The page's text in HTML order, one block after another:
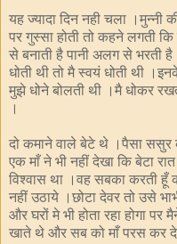
यह ज्यादा दिन नही चला ।मुन्नी
पर गुस्सा होती तो कहने लगती
से बनाती है पानी अलग से भरती
धोती थी तो मै स्वयं धोती थी
मुझे धोने बोलती थी ।मै धोकर
।
दो कमाने वाले बेटे थे ।पैसा
एक माँ ने भी नहीं देखा कि बेटा
विश्वास था ।वह सबका करती हूँ
नहीं उठाये ।छोटा देवर तो उसे
और घरों मे भी होता रहा होगा
खाते थे और सब को माँ परस कर